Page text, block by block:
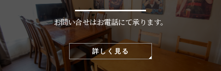
お問い合せはお電話にて承ります。
詳しく見る